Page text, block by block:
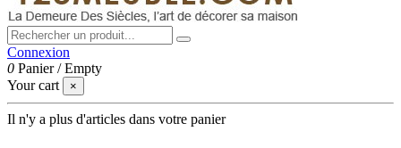
Connexion
0 Panier /Empty
Your cart
×
Il n'y a plus d'articles dans votre panier